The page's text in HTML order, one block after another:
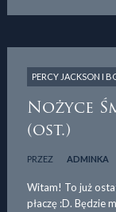
PERCY JACKSON I
Nożyce
(ost.)
PRZEZ ADMINKA
Witam! To już
płaczę :D. Będzie